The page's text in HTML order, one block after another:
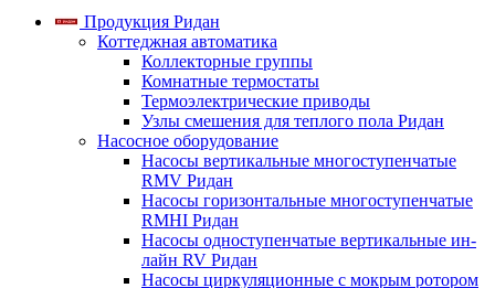
Продукция Ридан
Коттеджная автоматика
Коллекторные группы
Комнатные термостаты
Термоэлектрические приводы
Узлы смешения для теплого пола Ридан
Насосное оборудование
Насосы вертикальные многоступенчатые
RMV Ридан
Насосы горизонтальные многоступенчатые
RMHI Ридан
Насосы одноступенчатые вертикальные ин-
лайн RV Ридан
Насосы циркуляционные с мокрым ротором